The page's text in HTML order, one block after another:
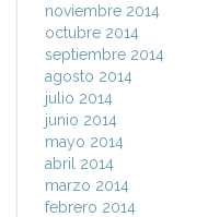
noviembre 2014
octubre 2014
septiembre 2014
agosto 2014
julio 2014
junio 2014
mayo 2014
abril 2014
marzo 2014
febrero 2014